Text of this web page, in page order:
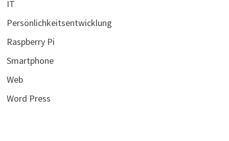
IT
Persönlichkeitsentwicklung
Raspberry Pi
Smartphone
Web
Word Press